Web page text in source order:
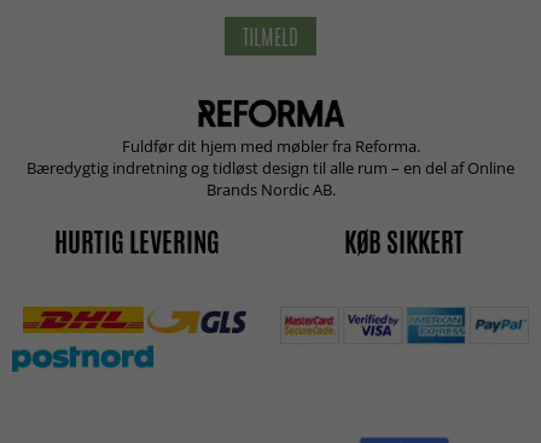
TILMELD
Fuldfør dit hjem med møbler fra Reforma.
Bæredygtig indretning og tidløst design til alle rum – en del af Online
Brands Nordic AB.
HURTIG LEVERING KØB SIKKERT